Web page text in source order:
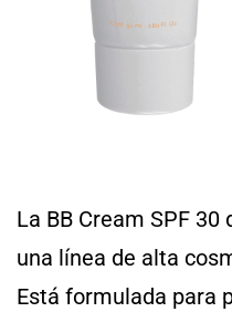
La BB Cream SPF
una línea de alta
Está formulada para